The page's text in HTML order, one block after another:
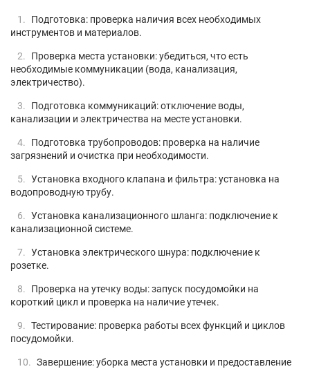
Подготовка: проверка наличия всех необходимых
инструментов и материалов.
Проверка места установки: убедиться, что есть
необходимые коммуникации (вода, канализация,
электричество).
Подготовка коммуникаций: отключение воды,
канализации и электричества на месте установки.
Подготовка трубопроводов: проверка на наличие
загрязнений и очистка при необходимости.
Установка входного клапана и фильтра: установка на
водопроводную трубу.
Установка канализационного шланга: подключение к
канализационной системе.
Установка электрического шнура: подключение к
розетке.
Проверка на утечку воды: запуск посудомойки на
короткий цикл и проверка на наличие утечек.
Тестирование: проверка работы всех функций и циклов
посудомойки.
Завершение: уборка места установки и предоставление